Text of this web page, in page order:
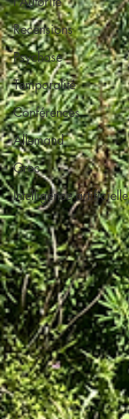
Recensions
Psychose
Temporalité
Conférences
Allemand
Grec
Intelligence artificielle